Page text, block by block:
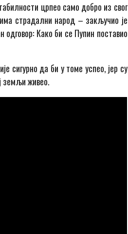
црпео само добро из свог
страдални народ – закључио је
одговор: Како би се Пупин поставио
сигурно да би у томе успео, јер су
земљи живео.